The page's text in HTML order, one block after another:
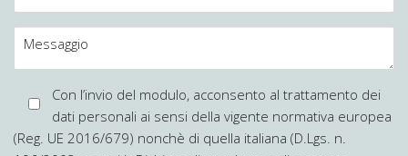
Con l’invio del modulo, acconsento al trattamento dei
dati personali ai sensi della vigente normativa europea
(Reg. UE 2016/679) nonchè di quella italiana (D.Lgs. n.